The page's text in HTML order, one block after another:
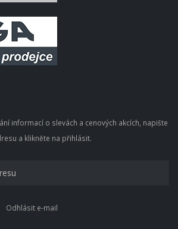
informací o slevách a cenových akcích, napište
a klikněte na přihlásit.
Odhlásit e-mail